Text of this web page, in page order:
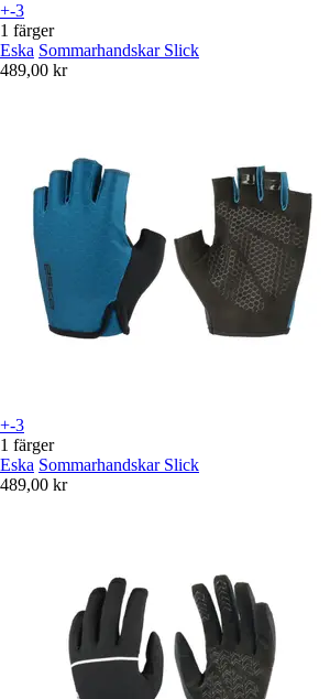
+-3
1 färger
Eska Sommarhandskar Slick
489,00 kr
+-3
1 färger
Eska Sommarhandskar Slick
489,00 kr